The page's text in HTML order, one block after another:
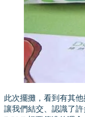
此次擺攤，看到有其
讓我們結交、認識了